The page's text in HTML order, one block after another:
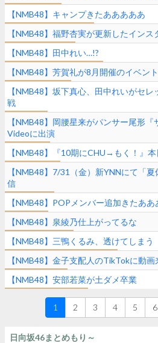
MCに決定
【NMB48】キャンプきたあああああ
【NMB48】福野杏実が更新したイン
【NMB48】田中れい…!?
【NMB48】芳賀礼が8月開催のイベン
【NMB48】坂下真心、田中れいがセ
戦
【NMB48】岡腰星来がパンサー尾形
Videoに出演
【NMB48】『10期にCHU→もく！』
【NMB48】7/31（金）新YNNにて「
信
【NMB48】POPメンバー追加きたああ
【NMB48】泉綾乃仕上がってるな
【NMB48】三鴨くるみ、透けてしまう
【NMB48】金子支配人のTikTokに動画
【NMB48】安部若菜が土ダメ卒業
1 2 3 4 5 6
日向坂46まとめもり～